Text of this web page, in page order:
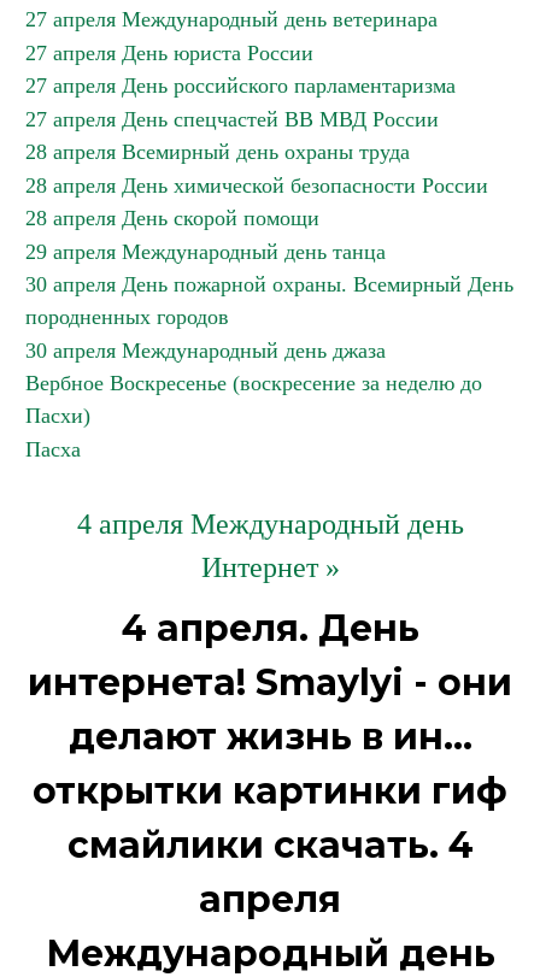
27 апреля Международный день ветеринара
27 апреля День юриста России
27 апреля День российского парламентаризма
27 апреля День спецчастей ВВ МВД России
28 апреля Всемирный день охраны труда
28 апреля День химической безопасности России
28 апреля День скорой помощи
29 апреля Международный день танца
30 апреля День пожарной охраны. Всемирный День
породненных городов
30 апреля Международный день джаза
Вербное Воскресенье (воскресение за неделю до
Пасхи)
Пасха
4 апреля Международный день
Интернет »
4 апреля. День
интернета! Smaylyi - они
делают жизнь в ин...
открытки картинки гиф
смайлики скачать. 4
апреля
Международный день